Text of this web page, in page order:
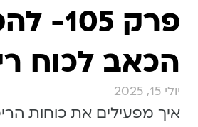
פרק
הכאב לכוח
יולי 15, 2025
איך מפעילים את כוחות